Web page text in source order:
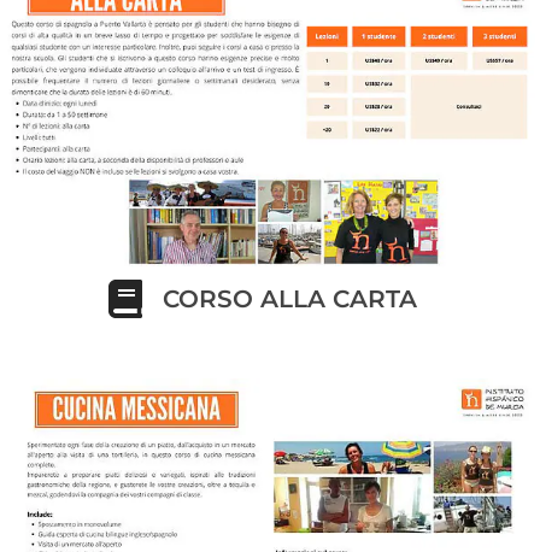
CORSO ALLA CARTA